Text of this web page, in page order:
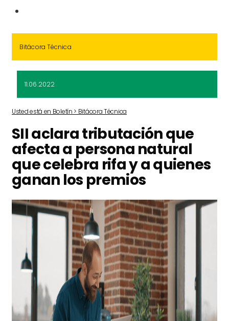
Bitácora Técnica
11.06.2022
Usted está en Boletín > Bitácora Técnica
SII aclara tributación que
afecta a persona natural
que celebra rifa y a quienes
ganan los premios